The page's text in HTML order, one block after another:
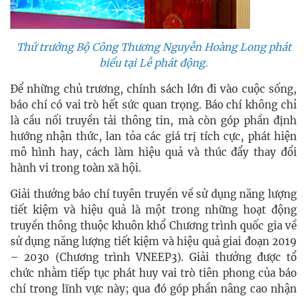
Thứ trưởng Bộ Công Thương Nguyễn Hoàng Long phát
biểu tại Lễ phát động.
Để những chủ trương, chính sách lớn đi vào cuộc sống,
báo chí có vai trò hết sức quan trọng. Báo chí không chỉ
là cầu nối truyền tải thông tin, mà còn góp phần định
hướng nhận thức, lan tỏa các giá trị tích cực, phát hiện
mô hình hay, cách làm hiệu quả và thúc đẩy thay đổi
hành vi trong toàn xã hội.
Giải thưởng báo chí tuyên truyền về sử dụng năng lượng
tiết kiệm và hiệu quả là một trong những hoạt động
truyền thông thuộc khuôn khổ Chương trình quốc gia về
sử dụng năng lượng tiết kiệm và hiệu quả giai đoạn 2019
– 2030 (Chương trình VNEEP3). Giải thưởng được tổ
chức nhằm tiếp tục phát huy vai trò tiên phong của báo
chí trong lĩnh vực này; qua đó góp phần nâng cao nhận